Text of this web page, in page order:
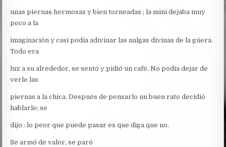
unas piernas hermosas y bien torneadas ; la mini dejaba muy
poco a la
imaginación y casi podía adivinar las nalgas divinas de la güera.
Todo era
luz a su alrededor, se sentó y pidió un café. No podía dejar de
verle las
piernas a la chica. Después de pensarlo un buen rato decidió
hablarle; se
dijo : lo peor que puede pasar es que diga que no.
Se armó de valor, se paró